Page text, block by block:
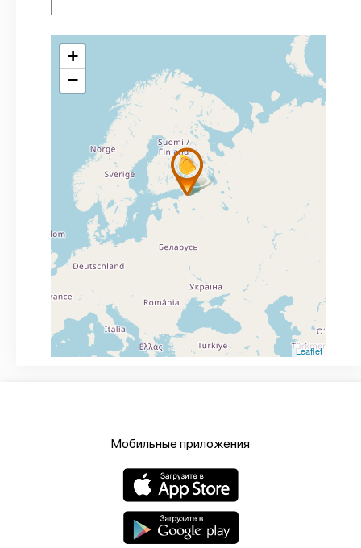
+
−
Leaflet
Мобильные приложения